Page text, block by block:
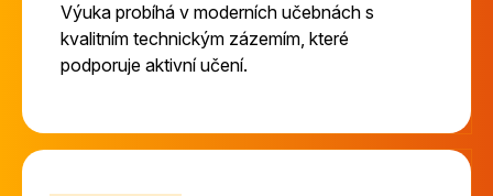
Výuka probíhá v moderních učebnách s
kvalitním technickým zázemím, které
podporuje aktivní učení.